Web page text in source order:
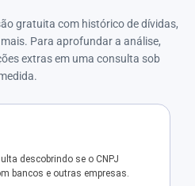
gratuita com histórico de dívidas,
Para aprofundar a análise,
extras em uma consulta sob
descobrindo se o CNPJ
bancos e outras empresas.